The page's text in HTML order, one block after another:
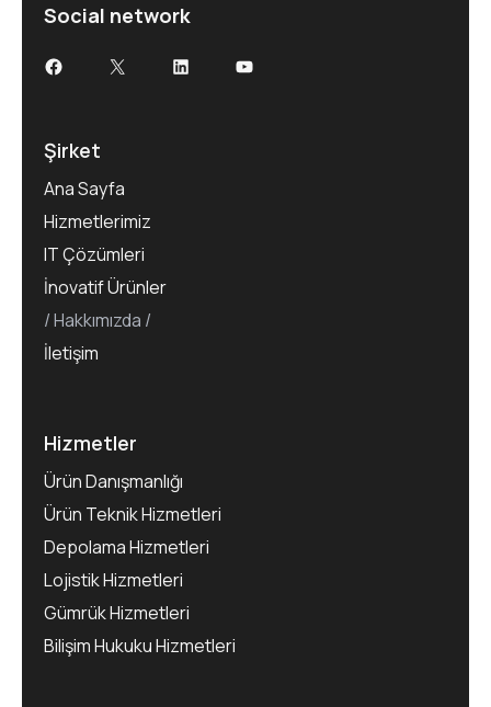
Social network
Şirket
Ana Sayfa
Hizmetlerimiz
IT Çözümleri
İnovatif Ürünler
Hakkımızda
İletişim
Hizmetler
Ürün Danışmanlığı
Ürün Teknik Hizmetleri
Depolama Hizmetleri
Lojistik Hizmetleri
Gümrük Hizmetleri
Bilişim Hukuku Hizmetleri